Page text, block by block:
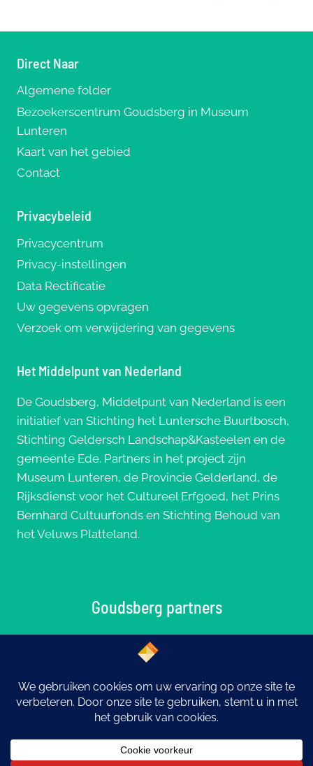
Direct Naar
Algemene folder
Bezoekerscentrum Goudsberg in Museum
Lunteren
Kaart van het gebied
Contact
Privacybeleid
Privacycentrum
Privacy-instellingen
Data Rectificatie
Uw gegevens opvragen
Verzoek om verwijdering van gegevens
Het Middelpunt van Nederland
De Goudsberg, Middelpunt van Nederland is een
initiatief van Stichting het Luntersche Buurtbosch,
Stichting Geldersch Landschap&Kasteelen en de
gemeente Ede. Partners in het project zijn
Museum Lunteren, de Provincie Gelderland, de
Rijksdienst voor het Cultureel Erfgoed, het Prins
Bernhard Cultuurfonds en Stichting Behoud van
het Veluws Platteland.
Goudsberg partners
© 2026 Goudsberg: Middelpunt van Nederland |